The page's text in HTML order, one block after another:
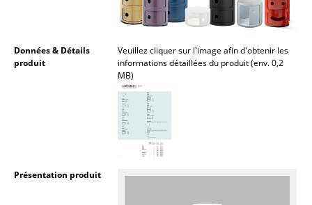
Boîtes de rangement
Couvertures
... voir tous les accessoires
Données & Détails
produit
Veuillez cliquer sur l'image afin d'obtenir les
informations détaillées du produit (env. 0,2
MB)
Présentation produit